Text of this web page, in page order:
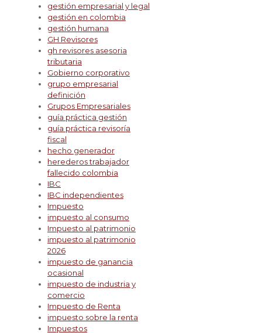
gestión empresarial y legal
gestión en colombia
gestión humana
GH Revisores
gh revisores asesoria
tributaria
Gobierno corporativo
grupo empresarial
definición
Grupos Empresariales
guía práctica gestión
guía práctica revisoría
fiscal
hecho generador
herederos trabajador
fallecido colombia
IBC
IBC independientes
Impuesto
impuesto al consumo
Impuesto al patrimonio
impuesto al patrimonio
2026
impuesto de ganancia
ocasional
impuesto de industria y
comercio
Impuesto de Renta
impuesto sobre la renta
Impuestos